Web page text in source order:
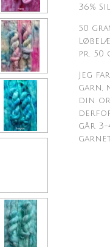
36%
50
pr. 50
Jeg
garn,
din
går 3-